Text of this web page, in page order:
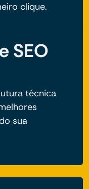
clique.
SEO
técnica
sua